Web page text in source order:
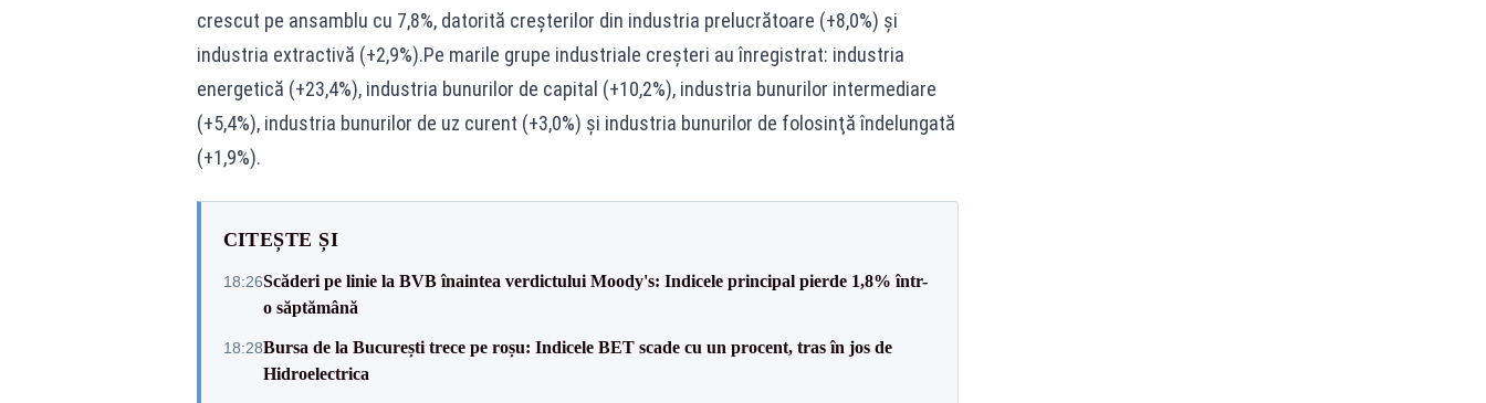
crescut pe ansamblu cu 7,8%, datorită creşterilor din industria prelucrătoare (+8,0%) şi
industria extractivă (+2,9%).Pe marile grupe industriale creşteri au înregistrat: industria
energetică (+23,4%), industria bunurilor de capital (+10,2%), industria bunurilor intermediare
(+5,4%), industria bunurilor de uz curent (+3,0%) şi industria bunurilor de folosinţă îndelungată
(+1,9%).
CITEȘTE ȘI
18:26Scăderi pe linie la BVB înaintea verdictului Moody's: Indicele principal pierde 1,8% într-
o săptămână
18:28Bursa de la București trece pe roșu: Indicele BET scade cu un procent, tras în jos de
Hidroelectrica